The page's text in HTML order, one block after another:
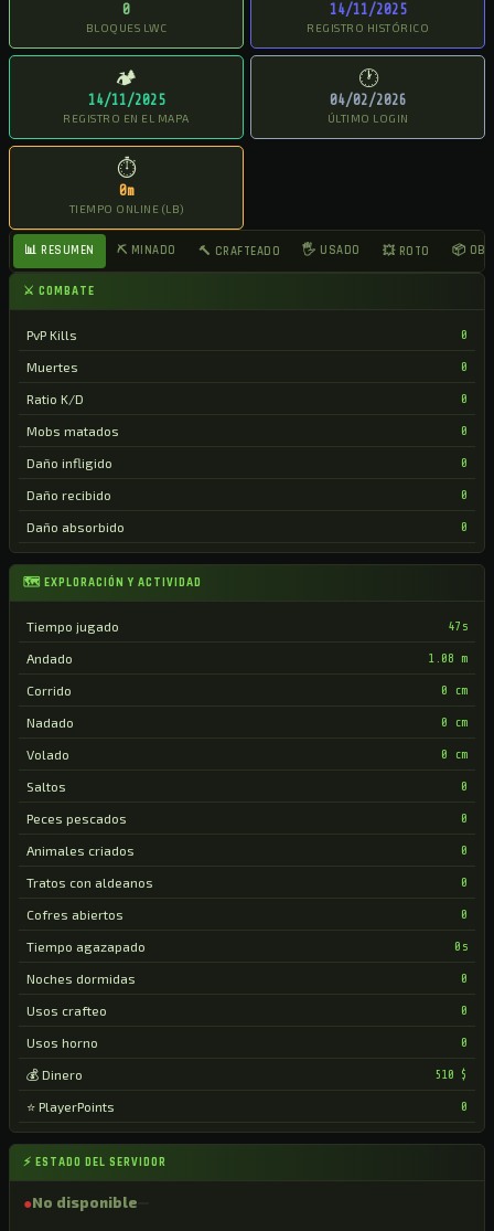
⚡ ESTADO DEL SERVIDOR
●No disponible
0
BLOQUES LWC
14/11/2025
REGISTRO HISTÓRICO
🏕
14/11/2025
REGISTRO EN EL MAPA
🕐
04/02/2026
ÚLTIMO LOGIN
⏱
0m
TIEMPO ONLINE (LB)
📊 RESUMEN ⛏ MINADO 🔨 CRAFTEADO 🖐 USADO 💥 ROTO 📦
⚔ COMBATE
PvP Kills 0
Muertes 0
Ratio K/D 0
Mobs matados 0
Daño infligido 0
Daño recibido 0
Daño absorbido 0
🗺 EXPLORACIÓN Y ACTIVIDAD
Tiempo jugado 47s
Andado 1.08 m
Corrido 0 cm
Nadado 0 cm
Volado 0 cm
Saltos 0
Peces pescados 0
Animales criados 0
Tratos con aldeanos 0
Cofres abiertos 0
Tiempo agazapado 0s
Noches dormidas 0
Usos crafteo 0
Usos horno 0
💰 Dinero 510 $
⭐ PlayerPoints 0